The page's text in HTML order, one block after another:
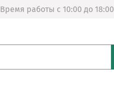
Время работы с 10:00 до 18:00